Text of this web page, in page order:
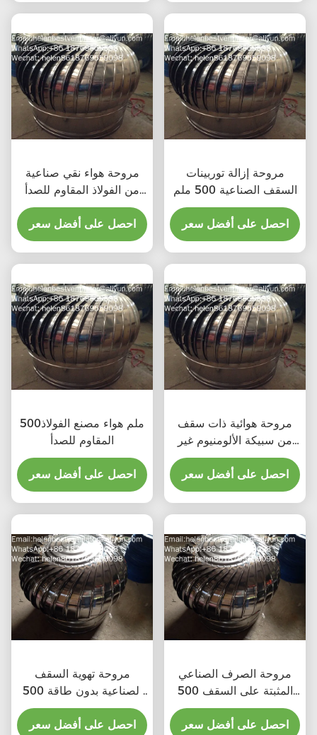
مروحة هواء نقي صناعية
من الفولاذ المقاوم للصدأ
500 ملم
احصل على أفضل سعر
مروحة إزالة توربينات
السقف الصناعية 500 ملم
احصل على أفضل سعر
500ملم هواء مصنع الفولاذ
المقاوم للصدأ
احصل على أفضل سعر
مروحة هوائية ذات سقف
من سبيكة الألومنيوم غير
تعمل بالطاقة
احصل على أفضل سعر
مروحة تهوية السقف
الصناعية بدون طاقة 500
ملم
احصل على أفضل سعر
مروحة الصرف الصناعي
المثبتة على السقف 500
ملم
احصل على أفضل سعر